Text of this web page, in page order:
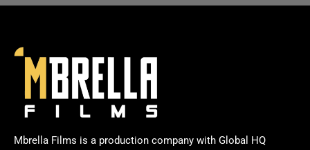
Mbrella Films is a production company with Global HQ